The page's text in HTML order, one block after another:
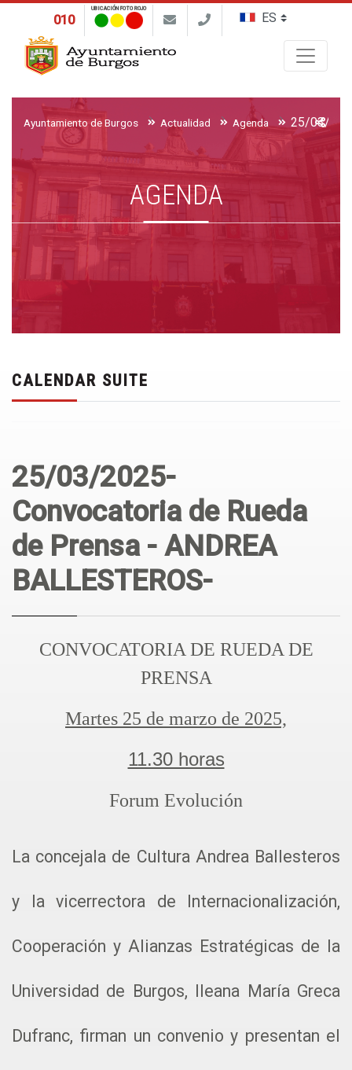
010
UBICACIÓN FOTO ROJO
Ayuntamiento de Burgos Actualidad Agenda
AGENDA
CALENDAR SUITE
25/03/2025-
Convocatoria de Rueda
de Prensa - ANDREA
BALLESTEROS-
CONVOCATORIA DE RUEDA DE
PRENSA
Martes 25 de marzo de 2025,
11.30 horas
Forum Evolución
La concejala de Cultura Andrea Ballesteros
y la vicerrectora de Internacionalización,
Cooperación y Alianzas Estratégicas de la
Universidad de Burgos, Ileana María Greca
Dufranc, firman un convenio y presentan el